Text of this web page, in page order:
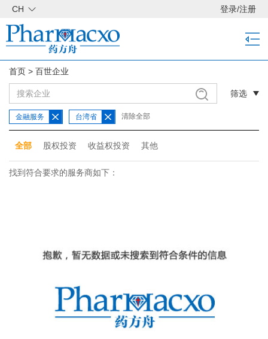
CH 登录/注册
首页 > 百世企业
筛选
金融服务 台湾省 清除全部
全部 股权投资 收益权投资 其他
找到符合要求的服务商如下：